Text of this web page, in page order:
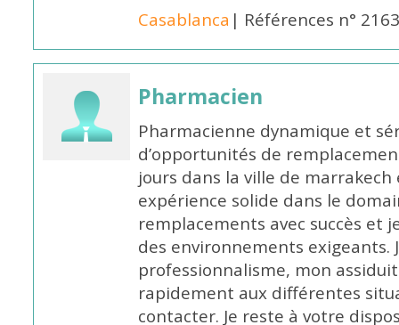
Casablanca | Références n°
Pharmacien
Pharmacienne dynamique et
d’opportunités de
jours dans la ville de marrakech
expérience solide dans le
remplacements avec succès et
des environnements exigeants.
professionnalisme, mon
rapidement aux différentes
contacter. Je reste à votre